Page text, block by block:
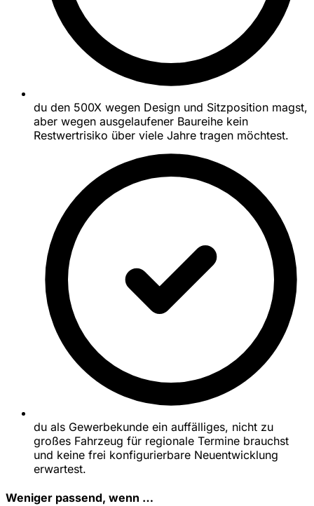
du den 500X wegen Design und Sitzposition magst,
aber wegen ausgelaufener Baureihe kein
Restwertrisiko über viele Jahre tragen möchtest.
du als Gewerbekunde ein auffälliges, nicht zu
großes Fahrzeug für regionale Termine brauchst
und keine frei konfigurierbare Neuentwicklung
erwartest.
Weniger passend, wenn …